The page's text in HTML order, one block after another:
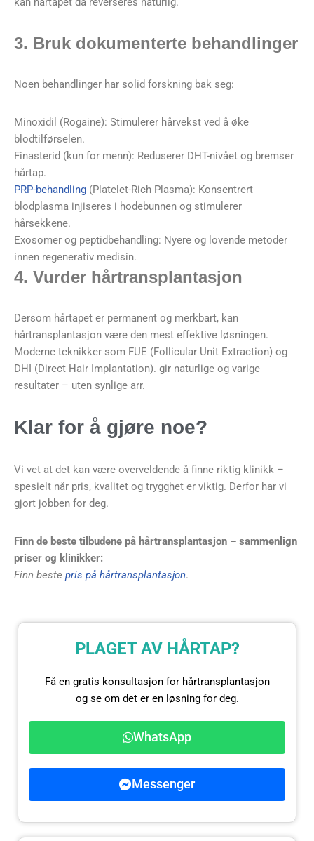
3. Bruk dokumenterte behandlinger
Noen behandlinger har solid forskning bak seg:
Minoxidil (Rogaine): Stimulerer hårvekst ved å øke
blodtilførselen.
Finasterid (kun for menn): Reduserer DHT-nivået og bremser
hårtap.
PRP-behandling (Platelet-Rich Plasma): Konsentrert
blodplasma injiseres i hodebunnen og stimulerer
hårsekkene.
Exosomer og peptidbehandling: Nyere og lovende metoder
innen regenerativ medisin.
4. Vurder hårtransplantasjon
Dersom hårtapet er permanent og merkbart, kan
hårtransplantasjon være den mest effektive løsningen.
Moderne teknikker som FUE (Follicular Unit Extraction) og
DHI (Direct Hair Implantation). gir naturlige og varige
resultater – uten synlige arr.
Klar for å gjøre noe?
Vi vet at det kan være overveldende å finne riktig klinikk –
spesielt når pris, kvalitet og trygghet er viktig. Derfor har vi
gjort jobben for deg.
Finn de beste tilbudene på hårtransplantasjon – sammenlign
priser og klinikker:
Finn beste pris på hårtransplantasjon.
PLAGET AV HÅRTAP?
Få en gratis konsultasjon for hårtransplantasjon
og se om det er en løsning for deg.
WhatsApp
Messenger